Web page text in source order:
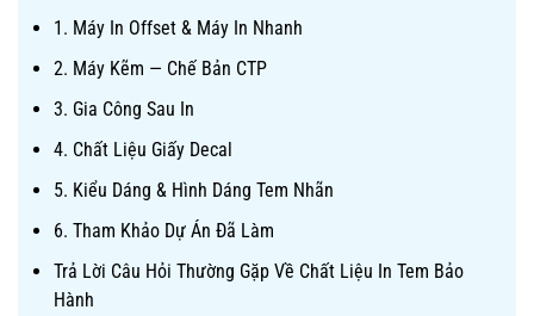
1. Máy In Offset & Máy In Nhanh
2. Máy Kẽm — Chế Bản CTP
3. Gia Công Sau In
4. Chất Liệu Giấy Decal
5. Kiểu Dáng & Hình Dáng Tem Nhãn
6. Tham Khảo Dự Án Đã Làm
Trả Lời Câu Hỏi Thường Gặp Về Chất Liệu In Tem Bảo
Hành